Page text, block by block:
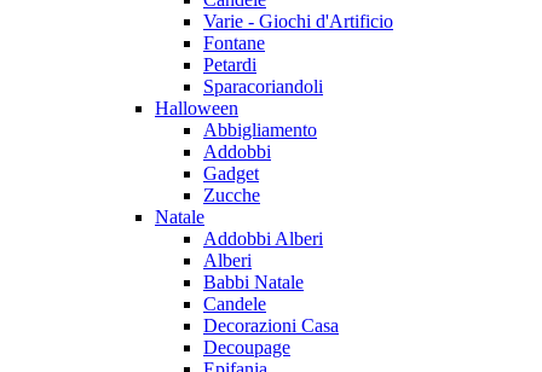
Varie - Giochi d'Artificio
Fontane
Petardi
Sparacoriandoli
Halloween
Abbigliamento
Addobbi
Gadget
Zucche
Natale
Addobbi Alberi
Alberi
Babbi Natale
Candele
Decorazioni Casa
Decoupage